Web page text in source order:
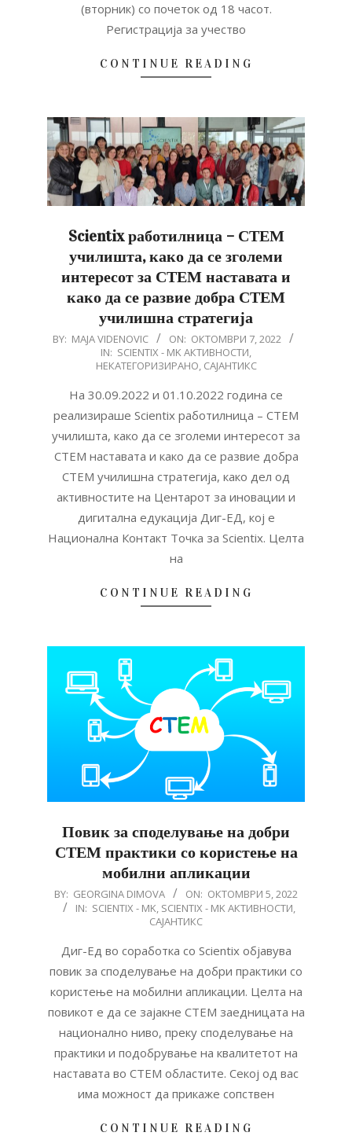
(вторник) со почеток од 18 часот.
Регистрација за учество
CONTINUE READING
Scientix работилница – СТЕМ
училишта, како да се зголеми
интересот за СТЕМ наставата и
како да се развие добра СТЕМ
училишна стратегија
2022-
BY: MAJA VIDENOVIC ON: ОКТОМВРИ 7, 2022
IN: SCIENTIX - MK АКТИВНОСТИ,
НЕКАТЕГОРИЗИРАНО, САЈАНТИКС
На 30.09.2022 и 01.10.2022 година се
реализираше Scientix работилница – СТЕМ
училишта, како да се зголеми интересот за
СТЕМ наставата и како да се развие добра
СТЕМ училишна стратегија, како дел од
активностите на Центарот за иновации и
дигитална едукација Диг-ЕД, кој е
Национална Контакт Точка за Scientix. Целта
на
CONTINUE READING
Повик за споделување на добри
СТЕМ практики со користење на
мобилни апликации
2022-
10-
BY: GEORGINA DIMOVA ON: ОКТОМВРИ 5, 2022
IN: SCIENTIX - MK, SCIENTIX - MK АКТИВНОСТИ,
САЈАНТИКС
Диг-Ед во соработка со Scientix објавува
повик за споделување на добри практики со
користење на мобилни апликации. Целта на
повикот е да се зајакне СТЕМ заедницата на
национално ниво, преку споделување на
практики и подобрување на квалитетот на
наставата во СТЕМ областите. Секој од вас
има можност да прикаже сопствен
CONTINUE READING